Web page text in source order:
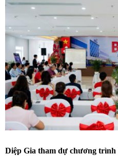
viên, doanh nghiệp và khách mời.
Diệp Gia tham dự chương